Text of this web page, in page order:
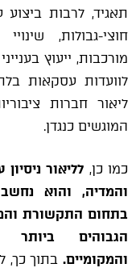
תאגיד, לרבות ביצוע
חוצי-גבולות,
מורכבות, ייעוץ
לוועדות עסקאות
ליאור חברות
המוגשים כנגדן.
כמו כן, לליאור
והמדיה, והוא
בתחום התקשורת
הגבוהים ביותר
והמקומיים. בתוך כך,